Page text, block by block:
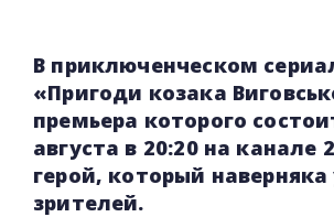
В приключенческом
«Пригоди козака
премьера которого
августа в 20:20 на канале
герой, который
зрителей.